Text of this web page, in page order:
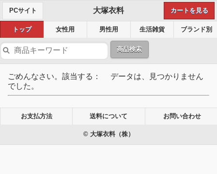
PCサイト 大塚衣料 カートを見る
トップ 女性用 男性用 生活雑貨 ブランド別
商品検索
ごめんなさい。該当する： データは、見つかりません
でした。
お支払方法 送料について お問い合わせ
© 大塚衣料（株）